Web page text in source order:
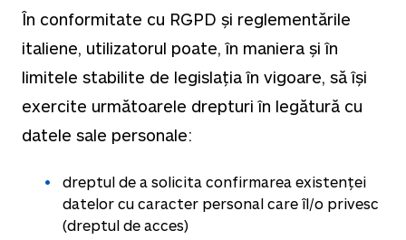
În conformitate cu RGPD și reglementările
italiene, utilizatorul poate, în maniera și în
limitele stabilite de legislația în vigoare, să își
exercite următoarele drepturi în legătură cu
datele sale personale:
dreptul de a solicita confirmarea existenței
datelor cu caracter personal care îl/o privesc
(dreptul de acces)